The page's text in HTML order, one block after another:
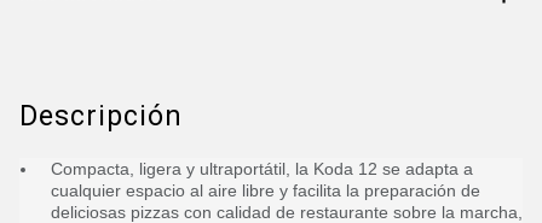
Descripción
Compacta, ligera y ultraportátil, la Koda 12 se adapta a
cualquier espacio al aire libre y facilita la preparación de
deliciosas pizzas con calidad de restaurante sobre la marcha,